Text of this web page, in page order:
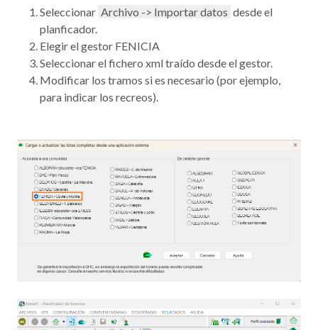
Seleccionar Archivo -> Importar datos desde el
planficador.
Elegir el gestor FENICIA
Seleccionar el fichero xml traído desde el gestor.
Modificar los tramos si es necesario (por ejemplo,
para indicar los recreos).